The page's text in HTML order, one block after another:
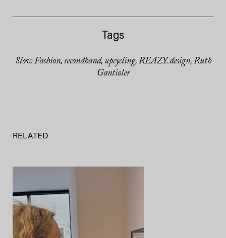
Tags
Slow Fashion, secondhand, upcycling, REAZY.design, Ruth
Gantioler
RELATED